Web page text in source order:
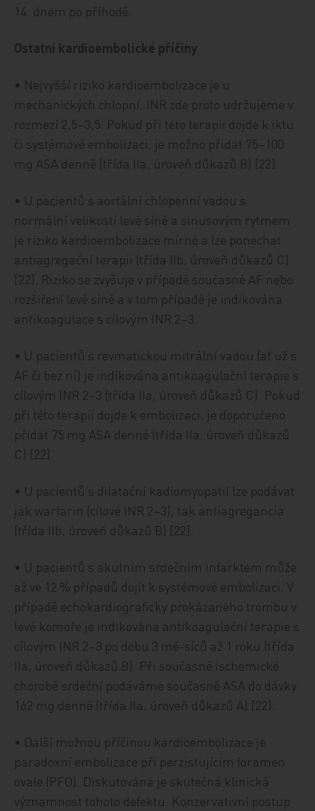
14. dnem po příhodě.
Ostatní kardioembolické příčiny
• Nejvyšší riziko kardioembolizace je u
mechanických chlopní, INR zde proto udržujeme v
rozmezí 2,5–3,5. Pokud při této terapii dojde k iktu
či systémové embolizaci, je možno přidat 75–100
mg ASA denně (třída IIa, úroveň důkazů B) [22].
• U pacientů s aortální chlopenní vadou s
normální velikostí levé síně a sinusovým rytmem
je riziko kardioembolizace mírné a lze ponechat
antiagregační terapii (třída IIb, úroveň důkazů C)
[22]. Riziko se zvyšuje v případě současné AF nebo
rozšíření levé síně a v tom případě je indikována
antikoagulace s cílovým INR 2–3.
• U pacientů s revmatickou mitrální vadou (ať už s
AF či bez ní) je indikována antikoagulační terapie s
cílovým INR 2–3 (třída IIa, úroveň důkazů C). Pokud
při této terapii dojde k embolizaci, je doporučeno
přidat 75 mg ASA denně (třída IIa, úroveň důkazů
C) [22].
• U pacientů s dilatační kadiomyopatií lze podávat
jak warfarin (cílové INR 2–3), tak antiagregancia
(třída IIb, úroveň důkazů B) [22].
• U pacientů s akutním srdečním infarktem může
až ve 12 % případů dojít k systémové embolizaci. V
případě echokardiograficky prokázaného trombu v
levé komoře je indikována antikoagulační terapie s
cílovým INR 2–3 po dobu 3 mě-síců až 1 roku (třída
IIa, úroveň důkazů B). Při současné ischemické
chorobě srdeční podáváme současně ASA do dávky
162 mg denně (třída IIa, úroveň důkazů A) [22].
• Další možnou příčinou kardioembolizace je
paradoxní embolizace při perzistujícím foramen
ovale (PFO). Diskutována je skutečná klinická
významnost tohoto defektu. Konzervativní postup